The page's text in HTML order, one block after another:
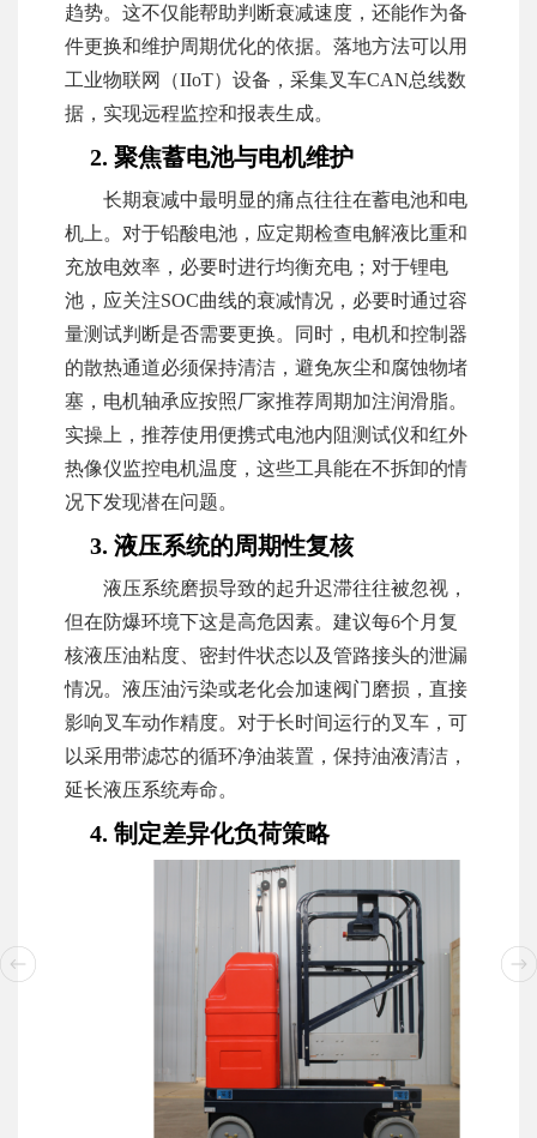
趋势。这不仅能帮助判断衰减速度，还能作为备
件更换和维护周期优化的依据。落地方法可以用
工业物联网（IIoT）设备，采集叉车CAN总线数
据，实现远程监控和报表生成。
2. 聚焦蓄电池与电机维护
长期衰减中最明显的痛点往往在蓄电池和电
机上。对于铅酸电池，应定期检查电解液比重和
充放电效率，必要时进行均衡充电；对于锂电
池，应关注SOC曲线的衰减情况，必要时通过容
量测试判断是否需要更换。同时，电机和控制器
的散热通道必须保持清洁，避免灰尘和腐蚀物堵
塞，电机轴承应按照厂家推荐周期加注润滑脂。
实操上，推荐使用便携式电池内阻测试仪和红外
热像仪监控电机温度，这些工具能在不拆卸的情
况下发现潜在问题。
3. 液压系统的周期性复核
液压系统磨损导致的起升迟滞往往被忽视，
但在防爆环境下这是高危因素。建议每6个月复
核液压油粘度、密封件状态以及管路接头的泄漏
情况。液压油污染或老化会加速阀门磨损，直接
影响叉车动作精度。对于长时间运行的叉车，可
以采用带滤芯的循环净油装置，保持油液清洁，
延长液压系统寿命。
4. 制定差异化负荷策略